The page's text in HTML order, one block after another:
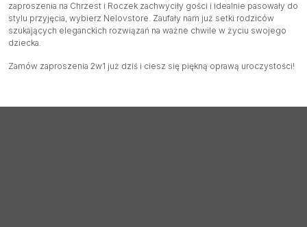
zaproszenia na Chrzest i Roczek zachwyciły gości i idealnie pasowały do
stylu przyjęcia, wybierz Nelovstore. Zaufały nam już setki rodziców
szukających eleganckich rozwiązań na ważne chwile w życiu swojego
dziecka.
Zamów zaproszenia 2w1 już dziś i ciesz się piękną oprawą uroczystości!